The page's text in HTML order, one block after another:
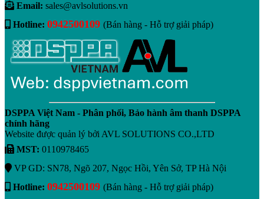
Email: sales@avlsolutions.vn
Hotline: 0942500109 (Bán hàng - Hỗ trợ giải pháp)
DSPPA Việt Nam - Phân phối, Bảo hành âm thanh DSPPA
chính hãng
Website được quản lý bởi AVL SOLUTIONS CO.,LTD
MST: 0110978465
VP GD: SN78, Ngõ 207, Ngọc Hồi, Yên Sở, TP Hà Nội
Hotline: 0942500109 (Bán hàng - Hỗ trợ giải pháp)